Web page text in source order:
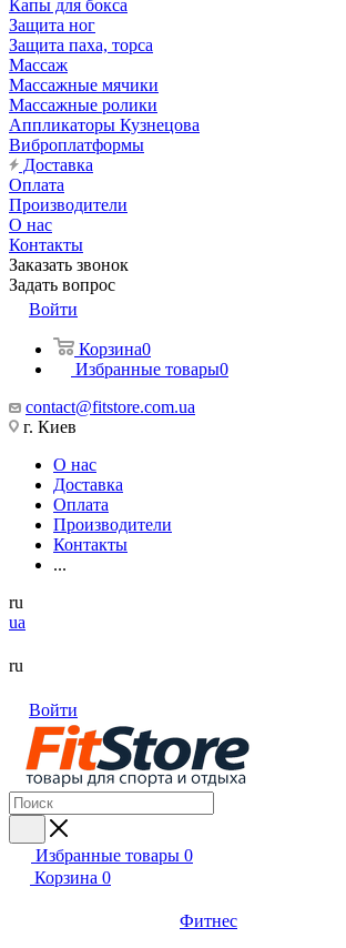
Капы для бокса
Защита ног
Защита паха, торса
Массаж
Массажные мячики
Массажные ролики
Аппликаторы Кузнецова
Виброплатформы
Доставка
Оплата
Производители
О нас
Контакты
Заказать звонок
Задать вопрос
Войти
Корзина0
Избранные товары0
contact@fitstore.com.ua
г. Киев
О нас
Доставка
Оплата
Производители
Контакты
...
ru
ua
ru
Войти
Избранные товары 0
Корзина 0
Фитнес